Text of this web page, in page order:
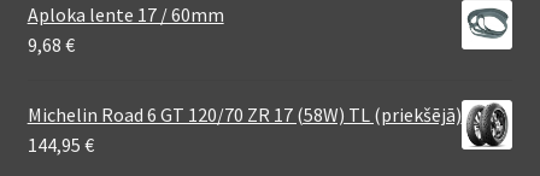
Aploka lente 17 / 60mm
9,68 €
Michelin Road 6 GT 120/70 ZR 17 (58W) TL (priekšējā)
144,95 €